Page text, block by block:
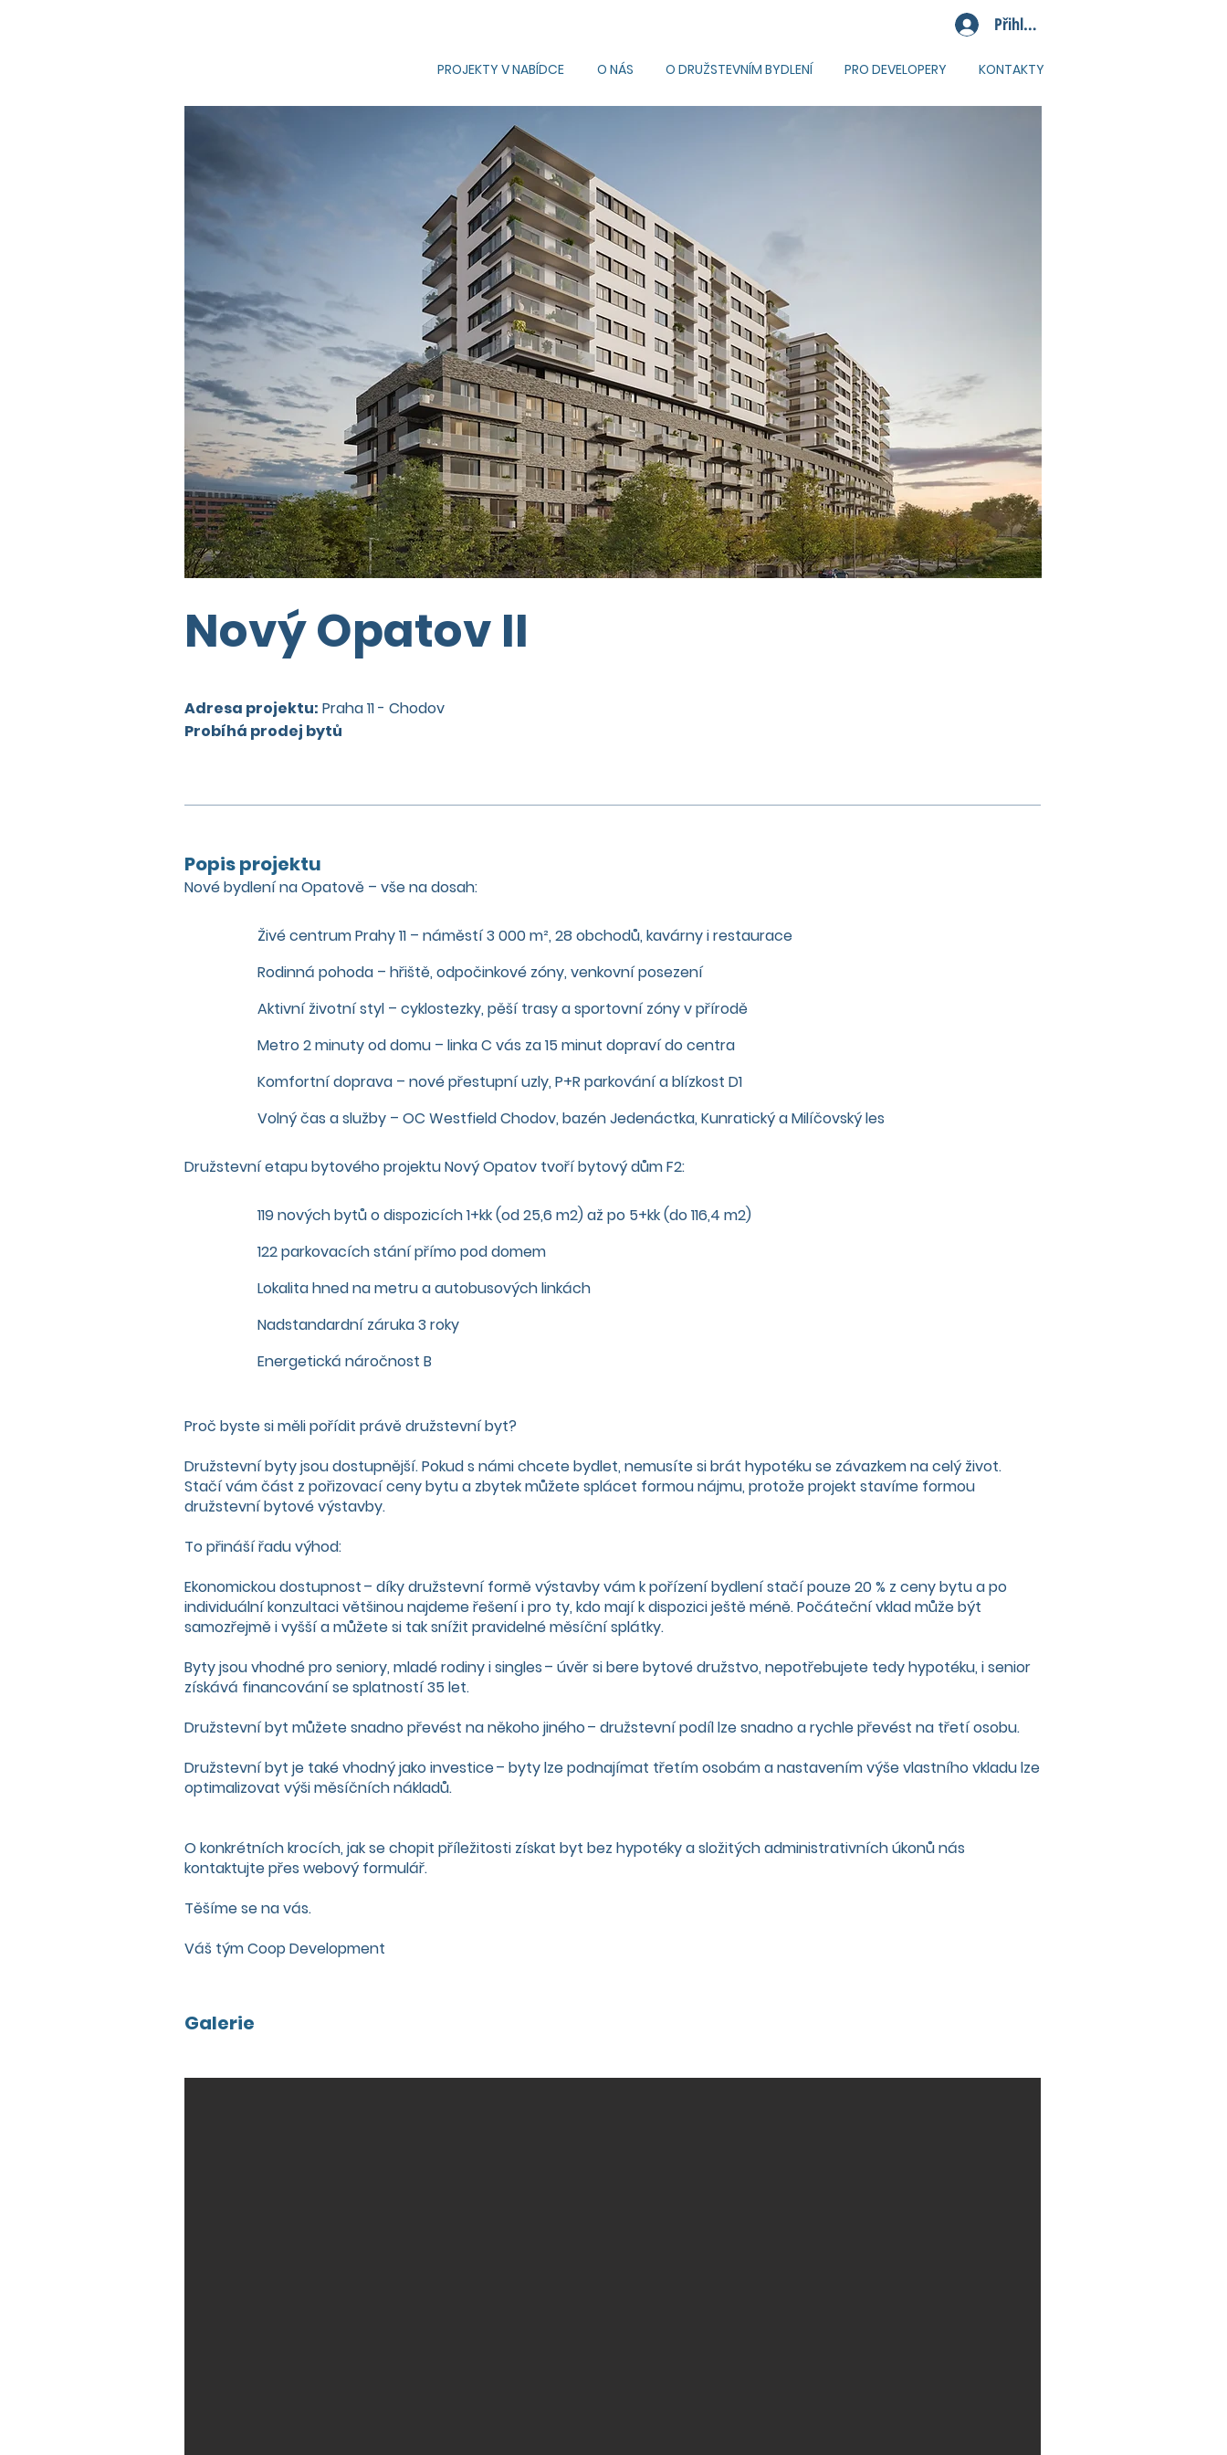
PROJEKTY V NABÍDCE O NÁS O DRUŽSTEVNÍM BYDLENÍ PRO DEVELOPERY KONTAKTY
Přihlásit se
Nový Opatov II
Adresa projektu: Praha 11 - Chodov
Probíhá prodej bytů
Popis projektu
Nové bydlení na Opatově – vše na dosah:
Živé centrum Prahy 11 – náměstí 3 000 m², 28 obchodů, kavárny i restaurace
Rodinná pohoda – hřiště, odpočinkové zóny, venkovní posezení
Aktivní životní styl – cyklostezky, pěší trasy a sportovní zóny v přírodě
Metro 2 minuty od domu – linka C vás za 15 minut dopraví do centra
Komfortní doprava – nové přestupní uzly, P+R parkování a blízkost D1
Volný čas a služby – OC Westfield Chodov, bazén Jedenáctka, Kunratický a Milíčovský les
Družstevní etapu bytového projektu Nový Opatov tvoří bytový dům F2:
119 nových bytů o dispozicích 1+kk (od 25,6 m2) až po 5+kk (do 116,4 m2)
122 parkovacích stání přímo pod domem
Lokalita hned na metru a autobusových linkách
Nadstandardní záruka 3 roky
Energetická náročnost B
Proč byste si měli pořídit právě družstevní byt?
Družstevní byty jsou dostupnější. Pokud s námi chcete bydlet, nemusíte si brát hypotéku se závazkem na celý život.
Stačí vám část z pořizovací ceny bytu a zbytek můžete splácet formou nájmu, protože projekt stavíme formou
družstevní bytové výstavby.
To přináší řadu výhod:
Ekonomickou dostupnost – díky družstevní formě výstavby vám k pořízení bydlení stačí pouze 20 % z ceny bytu a po
individuální konzultaci většinou najdeme řešení i pro ty, kdo mají k dispozici ještě méně. Počáteční vklad může být
samozřejmě i vyšší a můžete si tak snížit pravidelné měsíční splátky.
Byty jsou vhodné pro seniory, mladé rodiny i singles – úvěr si bere bytové družstvo, nepotřebujete tedy hypotéku, i senior
získává financování se splatností 35 let.
Družstevní byt můžete snadno převést na někoho jiného – družstevní podíl lze snadno a rychle převést na třetí osobu.
Družstevní byt je také vhodný jako investice – byty lze podnajímat třetím osobám a nastavením výše vlastního vkladu lze
optimalizovat výši měsíčních nákladů.
O konkrétních krocích, jak se chopit příležitosti získat byt bez hypotéky a složitých administrativních úkonů nás
kontaktujte přes webový formulář.
Těšíme se na vás.
Váš tým Coop Development
Galerie